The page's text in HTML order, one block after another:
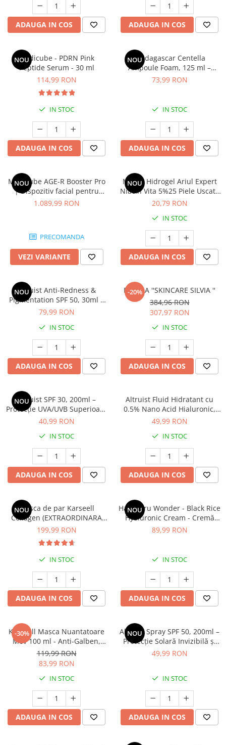
Mary & May
COSRX
OOTD
Cettua
Haruharu Wonder
Medicube
DELLA BORN
Seleniu
Seminte de in
Spirulina
Ulei de cocos
Ulei de peste
Vitamina A
Vitamina B
Vitamina C
Vitamina D
Vitamina E
Vitamina K
Cătină
Chlorella
Colina
Electroliti
Produse Apicole
ADAUGA IN COS ADAUGA IN COS
NOU
Medicube - PDRN Pink
Peptide Serum - 30 ml
114,99 RON
IN STOC
ADAUGA IN COS
NOUMadagascar Centella
Ampoule Foam, 125 ml –
curățare delicată și calmarea
73,99 RON
IN STOC
ADAUGA IN COS
NOU
Medicube AGE-R Booster Pro
| Dispozitiv facial pentru
absorbția ingredientelor
1.089,99 RON
PRECOMANDA
VEZI VARIANTE
NOU
Mască Hidrogel Ariul Expert
Niacin Vita 5%25 Piele Uscată
și Ternă, 23g
20,79 RON
IN STOC
ADAUGA IN COS
NOU
Altruist Anti-Redness &
Pigmentation SPF 50, 30ml –
Protecție Ultra UVA și Efect
79,99 RON
IN STOC
ADAUGA IN COS
-20%
RUTINA ''SKINCARE SILVIA ''
384,96 RON
307,97 RON
IN STOC
ADAUGA IN COS
NOU
Altruist SPF 30, 200ml –
Protecție UVA/UVB Superioară
(PPD 39)
40,99 RON
IN STOC
ADAUGA IN COS
Altruist Fluid Hidratant cu
0.5% Nano Acid Hialuronic,
50ml
49,99 RON
IN STOC
ADAUGA IN COS
NOU
Masca de par Karseell
Collagen (EXTRAORDINARA
pentru par
ml
199,99 RON
IN STOC
ADAUGA IN COS
NOU
Haruharu Wonder - Black Rice
Hyaluronic Cream - Cremă
facială hidratantă intens cu
89,99 RON
IN STOC
ADAUGA IN COS
-30%
Karseell Masca Nuantatoare
Mov 100 ml - Anti-Galben,
Pentru Par Blond/Decolorat,
Neutralizare Reflexe Calde,
Efect Profesional
119,99 RON
83,99 RON
IN STOC
ADAUGA IN COS
NOU
Altruist Spray SPF 50, 200ml –
Protecție Solară Invizibilă și
Eficientă
49,99 RON
IN STOC
ADAUGA IN COS